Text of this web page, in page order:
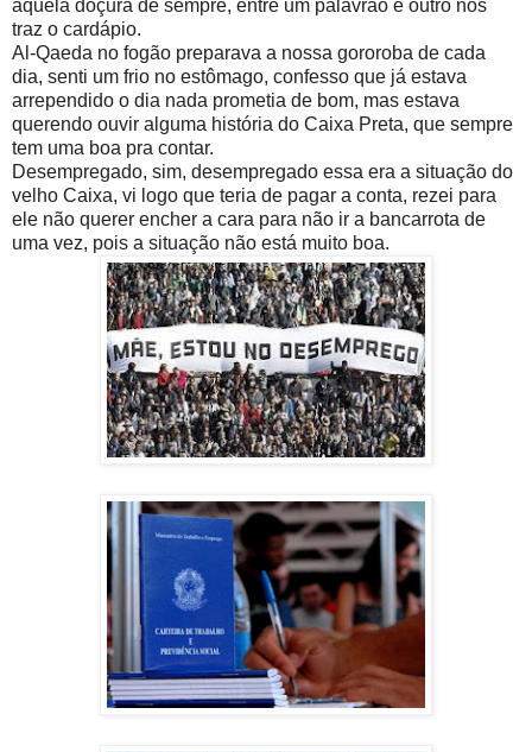
aquela doçura de sempre, entre um palavrão e outro nos
traz o cardápio.
Al-Qaeda no fogão preparava a nossa gororoba de cada
dia, senti um frio no estômago, confesso que já estava
arrependido o dia nada prometia de bom, mas estava
querendo ouvir alguma história do Caixa Preta, que sempre
tem uma boa pra contar.
Desempregado, sim, desempregado essa era a situação do
velho Caixa, vi logo que teria de pagar a conta, rezei para
ele não querer encher a cara para não ir a bancarrota de
uma vez, pois a situação não está muito boa.